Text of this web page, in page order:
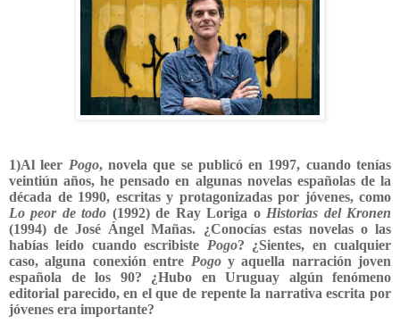
1)Al leer Pogo, novela que se publicó en 1997, cuando tenías
veintiún años, he pensado en algunas novelas españolas de la
década de 1990, escritas y protagonizadas por jóvenes, como
Lo peor de todo (1992) de Ray Loriga o Historias del Kronen
(1994) de José Ángel Mañas. ¿Conocías estas novelas o las
habías leído cuando escribiste Pogo? ¿Sientes, en cualquier
caso, alguna conexión entre Pogoy aquella narración joven
española de los 90? ¿Hubo en Uruguay algún fenómeno
editorial parecido, en el que de repente la narrativa escrita por
jóvenes era importante?